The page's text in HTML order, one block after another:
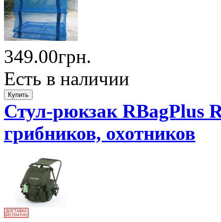
349.00грн.
Есть в наличии
Стул-рюкзак RBagPlus
грибников, охотников